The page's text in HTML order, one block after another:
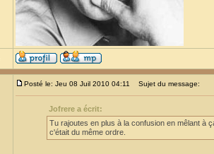
Posté le: Jeu 08 Juil 2010 04:11 Sujet du message:
Jofrere a écrit:
Tu rajoutes en plus à la confusion en mêlant à
c'était du même ordre.